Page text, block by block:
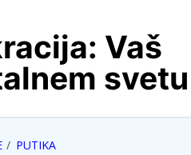
Vaš
svetu
PUTIKA